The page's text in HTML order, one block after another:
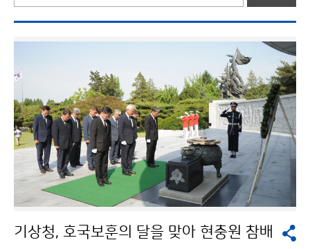
기상청, 호국보훈의 달을 맞아 현충원 참배